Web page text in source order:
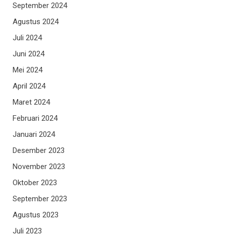
September 2024
Agustus 2024
Juli 2024
Juni 2024
Mei 2024
April 2024
Maret 2024
Februari 2024
Januari 2024
Desember 2023
November 2023
Oktober 2023
September 2023
Agustus 2023
Juli 2023